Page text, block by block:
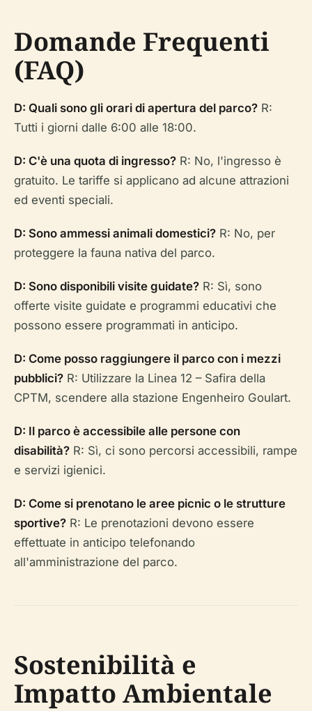
Domande Frequenti
(FAQ)
D: Quali sono gli orari di apertura del parco? R:
Tutti i giorni dalle 6:00 alle 18:00.
D: C'è una quota di ingresso? R: No, l'ingresso è
gratuito. Le tariffe si applicano ad alcune attrazioni
ed eventi speciali.
D: Sono ammessi animali domestici? R: No, per
proteggere la fauna nativa del parco.
D: Sono disponibili visite guidate? R: Sì, sono
offerte visite guidate e programmi educativi che
possono essere programmati in anticipo.
D: Come posso raggiungere il parco con i mezzi
pubblici? R: Utilizzare la Linea 12 – Safira della
CPTM, scendere alla stazione Engenheiro Goulart.
D: Il parco è accessibile alle persone con
disabilità? R: Sì, ci sono percorsi accessibili, rampe
e servizi igienici.
D: Come si prenotano le aree picnic o le strutture
sportive? R: Le prenotazioni devono essere
effettuate in anticipo telefonando
all'amministrazione del parco.
Sostenibilità e
Impatto Ambientale